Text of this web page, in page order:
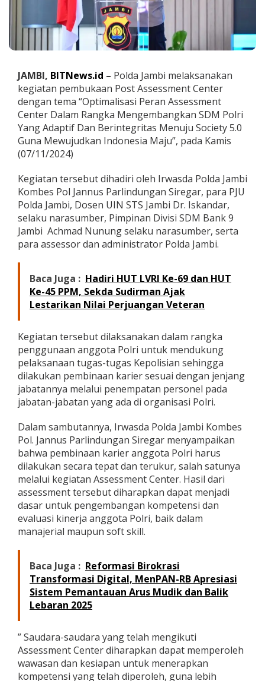
u
k
a
a
n
s
t
A
s
s
e
s
e
n
t
C
e
n
t
JAMBI, BITNews.id – Polda Jambi melaksanakan
kegiatan pembukaan Post Assessment Center
dengan tema “Optimalisasi Peran Assessment
Center Dalam Rangka Mengembangkan SDM Polri
Yang Adaptif Dan Berintegritas Menuju Society 5.0
Guna Mewujudkan Indonesia Maju”, pada Kamis
(07/11/2024)
Kegiatan tersebut dihadiri oleh Irwasda Polda Jambi
Kombes Pol Jannus Parlindungan Siregar, para PJU
Polda Jambi, Dosen UIN STS Jambi Dr. Iskandar,
selaku narasumber, Pimpinan Divisi SDM Bank 9
Jambi Achmad Nunung selaku narasumber, serta
para assessor dan administrator Polda Jambi.
Baca Juga : Hadiri HUT LVRI Ke-69 dan HUT
Ke-45 PPM, Sekda Sudirman Ajak
Lestarikan Nilai Perjuangan Veteran
Kegiatan tersebut dilaksanakan dalam rangka
penggunaan anggota Polri untuk mendukung
pelaksanaan tugas-tugas Kepolisian sehingga
dilakukan pembinaan karier sesuai dengan jenjang
jabatannya melalui penempatan personel pada
jabatan-jabatan yang ada di organisasi Polri.
Dalam sambutannya, Irwasda Polda Jambi Kombes
Pol. Jannus Parlindungan Siregar menyampaikan
bahwa pembinaan karier anggota Polri harus
dilakukan secara tepat dan terukur, salah satunya
melalui kegiatan Assessment Center. Hasil dari
assessment tersebut diharapkan dapat menjadi
dasar untuk pengembangan kompetensi dan
evaluasi kinerja anggota Polri, baik dalam
manajerial maupun soft skill.
Baca Juga : Reformasi Birokrasi
Transformasi Digital, MenPAN-RB Apresiasi
Sistem Pemantauan Arus Mudik dan Balik
Lebaran 2025
” Saudara-saudara yang telah mengikuti
Assessment Center diharapkan dapat memperoleh
wawasan dan kesiapan untuk menerapkan
kompetensi yang telah diperoleh, guna lebih